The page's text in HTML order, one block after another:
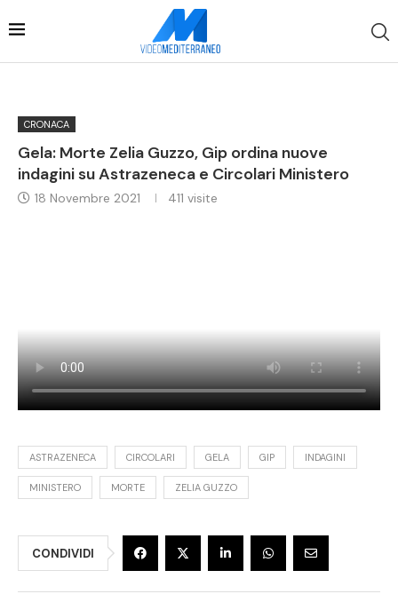
CRONACA
Gela: Morte Zelia Guzzo, Gip ordina nuove
indagini su Astrazeneca e Circolari Ministero
18 Novembre 2021 411 visite
ASTRAZENECA CIRCOLARI GELA GIP INDAGINI
MINISTERO MORTE ZELIA GUZZO
CONDIVIDI